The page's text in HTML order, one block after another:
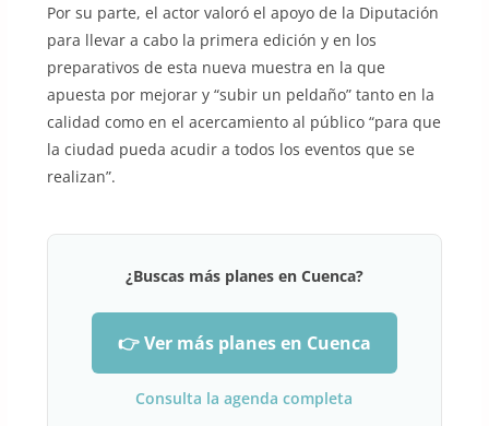
Por su parte, el actor valoró el apoyo de la Diputación
para llevar a cabo la primera edición y en los
preparativos de esta nueva muestra en la que
apuesta por mejorar y “subir un peldaño” tanto en la
calidad como en el acercamiento al público “para que
la ciudad pueda acudir a todos los eventos que se
realizan”.
¿Buscas más planes en Cuenca?
👉 Ver más planes en Cuenca
Consulta la agenda completa